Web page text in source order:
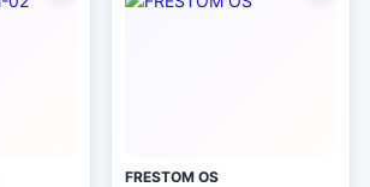
FRESTOM OS